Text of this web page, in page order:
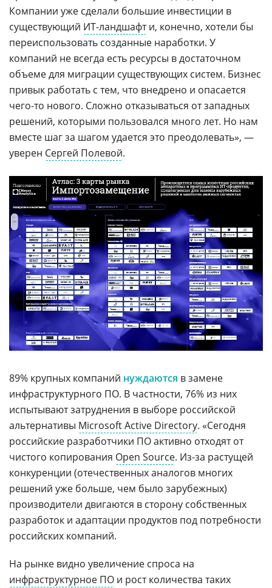
Компании уже сделали большие инвестиции в
существующий ИТ-ландшафти, конечно, хотели бы
переиспользовать созданные наработки. У
компаний не всегда есть ресурсы в достаточном
объеме для миграции существующих систем. Бизнес
привык работать с тем, что внедрено и опасается
чего-то нового. Сложно отказываться от западных
решений, которыми пользовался много лет. Но нам
вместе шаг за шагом удается это преодолевать», —
уверен Сергей Полевой.
89% крупных компаний нуждаются в замене
инфраструктурного ПО. В частности, 76% из них
испытывают затруднения в выборе российской
альтернативы Microsoft Active Directory. «Сегодня
российские разработчики ПО активно отходят от
чистого копирования Open Source. Из-за растущей
конкуренции (отечественных аналогов многих
решений уже больше, чем было зарубежных)
производители двигаются в сторону собственных
разработок и адаптации продуктов под потребности
российских компаний.
На рынке видно увеличение спроса на
инфраструктурное ПО и рост количества таких